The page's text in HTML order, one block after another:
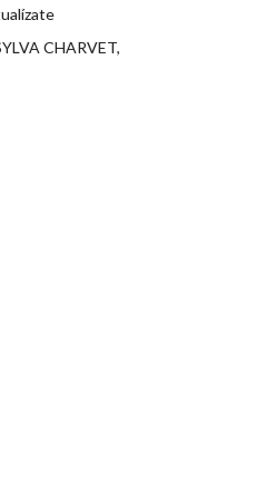
CHARVET,